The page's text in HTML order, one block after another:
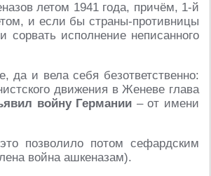
летом 1941 года, причём, 1-й
и если бы страны-противницы
исполнение неписанного
да и вела себя безответственно:
движения в Женеве глава
войну Германии – от имени
позволило потом сефардским
война ашкеназам).